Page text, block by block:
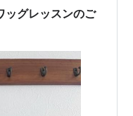
ッグレッスンのご